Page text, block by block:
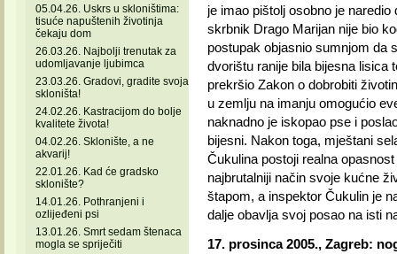
05.04.26. Uskrs u skloništima:
tisuće napuštenih životinja
čekaju dom
26.03.26. Najbolji trenutak za
udomljavanje ljubimca
23.03.26. Gradovi, gradite svoja
skloništa!
24.02.26. Kastracijom do bolje
kvalitete života!
04.02.26. Sklonište, a ne
akvarij!
22.01.26. Kad će gradsko
sklonište?
14.01.26. Pothranjeni i
ozlijeđeni psi
13.01.26. Smrt sedam štenaca
mogla se spriječiti
je imao pištolj osobno je
skrbnik Drago Marijan nije bio
postupak objasnio sumnjom da
dvorištu ranije bila bijesna lisica
prekršio Zakon o dobrobiti
u zemlju na imanju omogućio
naknadno je iskopao pse i
bijesni. Nakon toga, mještani
Čukulina postoji realna
najbrutalniji način svoje kućne
štapom, a inspektor Čukulin je
dalje obavlja svoj posao na isti
17. prosinca 2005., Zagreb: